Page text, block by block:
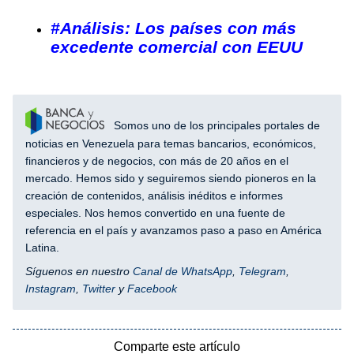
#Análisis: Los países con más
excedente comercial con EEUU
Somos uno de los principales portales de
noticias en Venezuela para temas bancarios, económicos,
financieros y de negocios, con más de 20 años en el
mercado. Hemos sido y seguiremos siendo pioneros en la
creación de contenidos, análisis inéditos e informes
especiales. Nos hemos convertido en una fuente de
referencia en el país y avanzamos paso a paso en América
Latina.
Síguenos en nuestro Canal de WhatsApp Telegram
Instagram
Twitter yFacebook
Comparte este artículo